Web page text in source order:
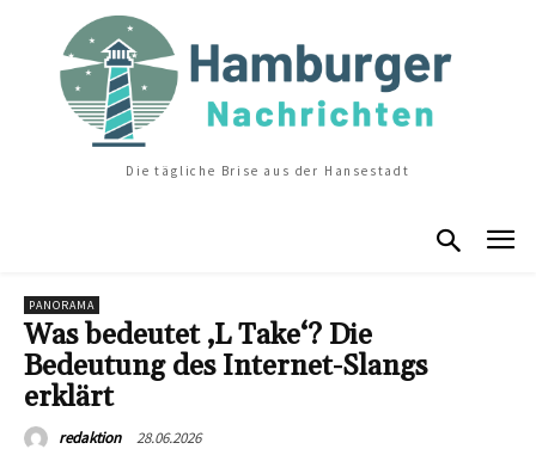
Die tägliche Brise aus der Hansestadt
PANORAMA
Was bedeutet ‚L Take‘? Die
Bedeutung des Internet-Slangs
erklärt
redaktion 28.06.2026